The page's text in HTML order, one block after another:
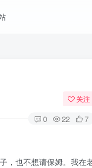
关注
0 22 7
，也不想请保姆。我在